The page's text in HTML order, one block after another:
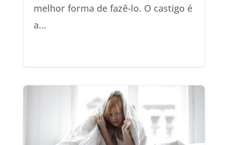
melhor forma de fazê-lo. O castigo é
a...